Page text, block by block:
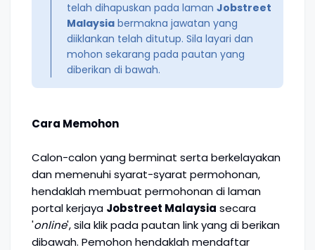
telah dihapuskan pada laman Jobstreet
Malaysia bermakna jawatan yang
diiklankan telah ditutup. Sila layari dan
mohon sekarang pada pautan yang
diberikan di bawah.
Cara Memohon
Calon-calon yang berminat serta berkelayakan
dan memenuhi syarat-syarat permohonan,
hendaklah membuat permohonan di laman
portal kerjaya Jobstreet Malaysia secara
'online', sila klik pada pautan link yang di berikan
dibawah. Pemohon hendaklah mendaftar